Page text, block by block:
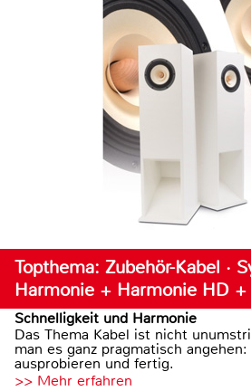
Topthema: Zubehör-Kabel ·
Harmonie + Harmonie HD +
Schnelligkeit und Harmonie
Das Thema Kabel ist nicht
man es ganz pragmatisch
ausprobieren und fertig.
>> Mehr erfahren